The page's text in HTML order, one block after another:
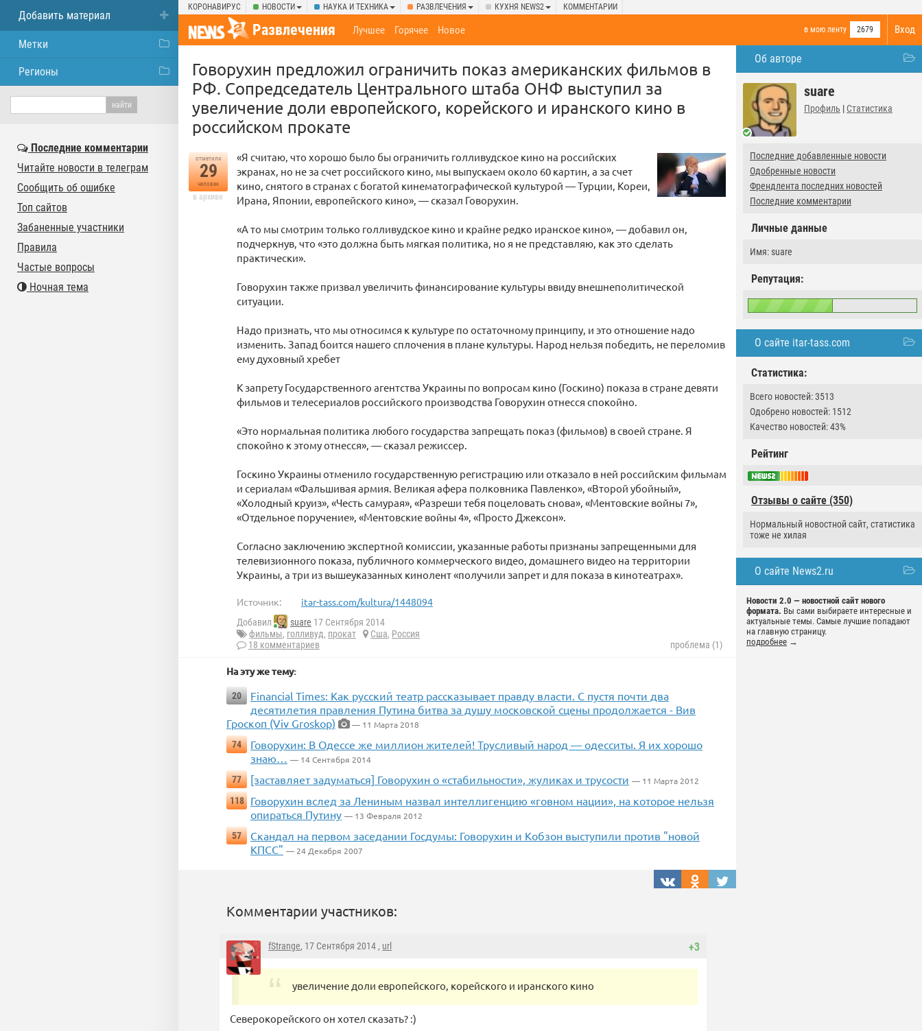
КОРОНАВИРУС НОВОСТИ НАУКА И ТЕХНИКА РАЗВЛЕЧЕНИЯ КУХНЯ NEWS2 КОММЕНТАРИИ
Вход
Развлечения в мою ленту 2679
Лучшее Горячее Новое
Об авторе
suare
Профиль | Статистика
Последние добавленные новости
Одобренные новости
Френдлента последних новостей
Последние комментарии
Личные данные
Имя: suare
Репутация:
О сайте itar-tass.com
Статистика:
Всего новостей: 3513
Одобрено новостей: 1512
Качество новостей: 43%
Рейтинг
Отзывы о сайте (350)
Нормальный новостной сайт, статистика
тоже не хилая
О сайте News2.ru
Новости 2.0 — новостной сайт нового
формата. Вы сами выбираете интересные и
актуальные темы. Самые лучшие попадают
на главную страницу.
подробнее →
Говорухин предложил ограничить показ американских фильмов в
РФ. Сопредседатель Центрального штаба ОНФ выступил за
увеличение доли европейского, корейского и иранского кино в
российском прокате
отметили
29
человек
в архиве
«Я считаю, что хорошо было бы ограничить голливудское кино на российских
экранах, но не за счет российского кино, мы выпускаем около 60 картин, а за счет
кино, снятого в странах с богатой кинематографической культурой — Турции, Кореи,
Ирана, Японии, европейского кино», — сказал Говорухин.
«А то мы смотрим только голливудское кино и крайне редко иранское кино», — добавил он,
подчеркнув, что «это должна быть мягкая политика, но я не представляю, как это сделать
практически».
Говорухин также призвал увеличить финансирование культуры ввиду внешнеполитической
ситуации.
Надо признать, что мы относимся к культуре по остаточному принципу, и это отношение надо
изменить. Запад боится нашего сплочения в плане культуры. Народ нельзя победить, не переломив
ему духовный хребет
К запрету Государственного агентства Украины по вопросам кино (Госкино) показа в стране девяти
фильмов и телесериалов российского производства Говорухин отнесся спокойно.
«Это нормальная политика любого государства запрещать показ (фильмов) в своей стране. Я
спокойно к этому отнесся», — сказал режиссер.
Госкино Украины отменило государственную регистрацию или отказало в ней российским фильмам
и сериалам «Фальшивая армия. Великая афера полковника Павленко», «Второй убойный»,
«Холодный круиз», «Честь самурая», «Разреши тебя поцеловать снова», «Ментовские войны 7»,
«Отдельное поручение», «Ментовские войны 4», «Просто Джексон».
Согласно заключению экспертной комиссии, указанные работы признаны запрещенными для
телевизионного показа, публичного коммерческого видео, домашнего видео на территории
Украины, а три из вышеуказанных кинолент «получили запрет и для показа в кинотеатрах».
Источник: itar-tass.com/kultura/1448094
Добавил suare 17 Сентября 2014
фильмы, голливуд, прокат Сша, Россия
18 комментариев
проблема (1)
На эту же тему:
20
Financial Times: Как русский театр рассказывает правду власти. С пустя почти два
десятилетия правления Путина битва за душу московской сцены продолжается - Вив
Гроскоп (Viv Groskop)
— 11 Марта 2018
74
Говорухин: В Одессе же миллион жителей! Трусливый народ — одесситы. Я их хорошо
знаю… — 14 Сентября 2014
77
[заставляет задуматься] Говорухин о «стабильности», жуликах и трусости — 11 Марта 2012
118
Говорухин вслед за Лениным назвал интеллигенцию «говном нации», на которое нельзя
опираться Путину — 13 Февраля 2012
57
Скандал на первом заседании Госдумы: Говорухин и Кобзон выступили против "новой
КПСС" — 24 Декабря 2007
Комментарии участников:
+3
fStrange, 17 Сентября 2014 , url
увеличение доли европейского, корейского и иранского кино
Северокорейского он хотел сказать? :)
Добавить материал
Метки
Регионы
Последние комментарии
Читайте новости в телеграм
Сообщить об ошибке
Топ сайтов
Забаненные участники
Правила
Частые вопросы
Ночная тема